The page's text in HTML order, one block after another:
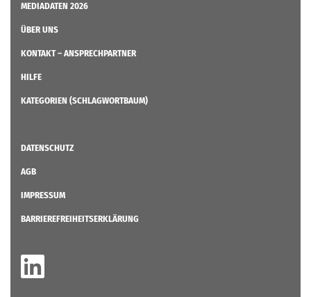
MEDIADATEN 2026
ÜBER UNS
KONTAKT – ANSPRECHPARTNER
HILFE
KATEGORIEN (SCHLAGWORTBAUM)
DATENSCHUTZ
AGB
IMPRESSUM
BARRIEREFREIHEITSERKLÄRUNG